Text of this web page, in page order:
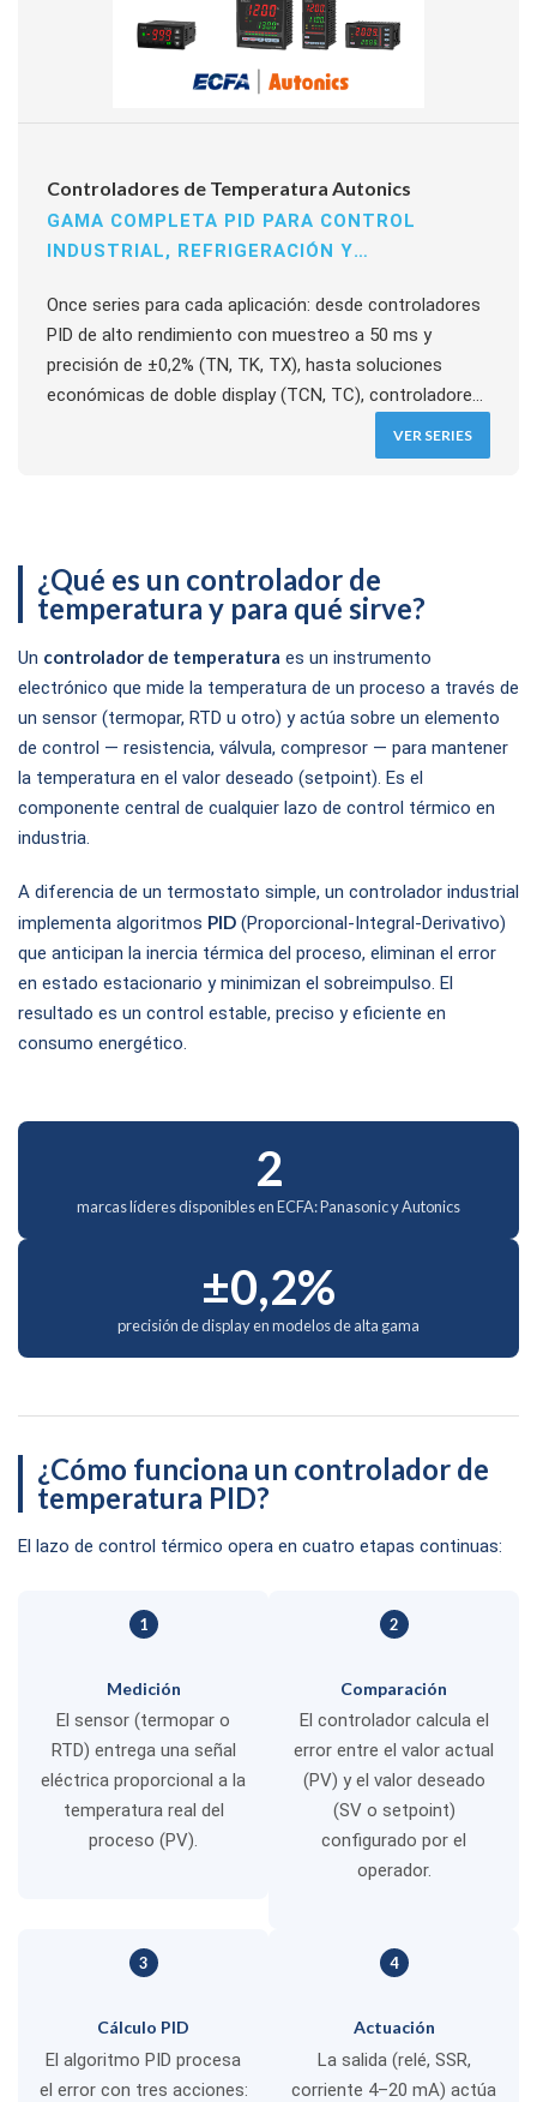
Controladores de Temperatura Autonics
GAMA COMPLETA PID PARA CONTROL
INDUSTRIAL, REFRIGERACIÓN Y
Once series para cada aplicación: desde controladores
PID de alto rendimiento con muestreo a 50 ms y
precisión de ±0,2% (TN, TK, TX), hasta soluciones
económicas de doble display (TCN, TC), controladores
refrigeración (TF3, TC3YF), control simultáneo
Software DAQMaster incluido.
VER SERIES
¿Qué es un controlador de
temperatura y para qué sirve?
Un controlador de temperatura es un instrumento
electrónico que mide la temperatura de un proceso a través de
un sensor (termopar, RTD u otro) y actúa sobre un elemento
de control — resistencia, válvula, compresor — para mantener
la temperatura en el valor deseado (setpoint). Es el
componente central de cualquier lazo de control térmico en
industria.
A diferencia de un termostato simple, un controlador industrial
implementa algoritmos PID (Proporcional-Integral-Derivativo)
que anticipan la inercia térmica del proceso, eliminan el error
en estado estacionario y minimizan el sobreimpulso. El
resultado es un control estable, preciso y eficiente en
consumo energético.
2
marcas líderes disponibles en ECFA: Panasonic y Autonics
±0,2%
precisión de display en modelos de alta gama
¿Cómo funciona un controlador de
temperatura PID?
El lazo de control térmico opera en cuatro etapas continuas:
1
Medición
El sensor (termopar o
RTD) entrega una señal
eléctrica proporcional a la
temperatura real del
proceso (PV).
2
Comparación
El controlador calcula el
error entre el valor actual
(PV) y el valor deseado
(SV o setpoint)
configurado por el
operador.
3
Cálculo PID
El algoritmo PID procesa
el error con tres acciones:
4
Actuación
La salida (relé, SSR,
corriente 4–20 mA) actúa